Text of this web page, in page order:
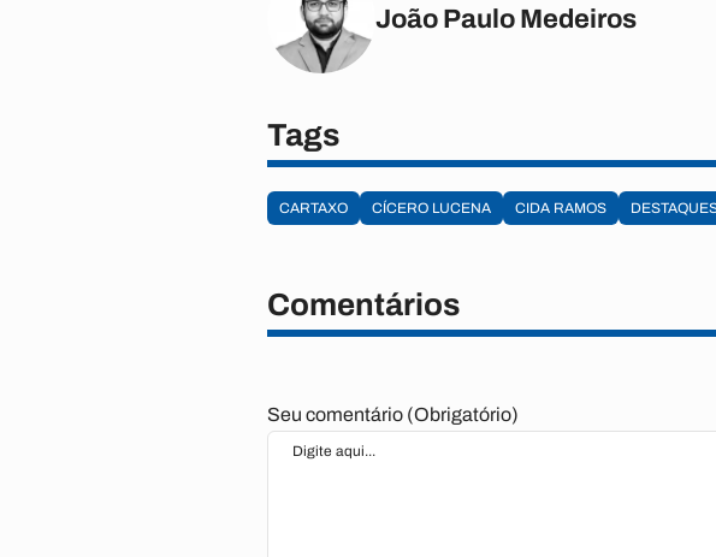
João Paulo Medeiros
Tags
CARTAXO CÍCERO LUCENA CIDA RAMOS
Comentários
Seu comentário (Obrigatório)